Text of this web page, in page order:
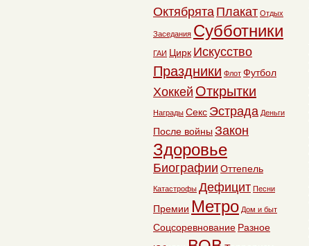
Октябрята Плакат Отдых
Заседания Субботники
ГАИ Цирк Искусство
Праздники Флот Футбол
Хоккей Открытки
Награды Секс Эстрада Деньги
После войны Закон
Здоровье
Биографии Оттепель
Катастрофы Дефицит Песни
Премии Метро Дом и быт
Соцсоревнование Разное